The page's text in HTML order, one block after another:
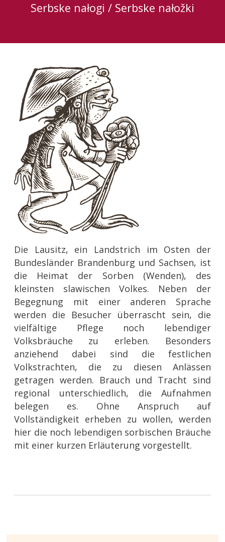
Serbske nałogi / Serbske nałožki
Die Lausitz, ein Landstrich im Osten der
Bundesländer Brandenburg und Sachsen, ist
die Heimat der Sorben (Wenden), des
kleinsten slawischen Volkes. Neben der
Begegnung mit einer anderen Sprache
werden die Besucher überrascht sein, die
vielfältige Pflege noch lebendiger
Volksbräuche zu erleben. Besonders
anziehend dabei sind die festlichen
Volkstrachten, die zu diesen Anlässen
getragen werden. Brauch und Tracht sind
regional unterschiedlich, die Aufnahmen
belegen es. Ohne Anspruch auf
Vollständigkeit erheben zu wollen, werden
hier die noch lebendigen sorbischen Bräuche
mit einer kurzen Erläuterung vorgestellt.